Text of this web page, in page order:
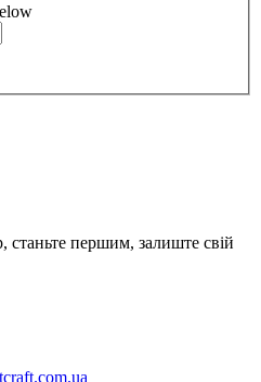
станьте першим, залиште свій